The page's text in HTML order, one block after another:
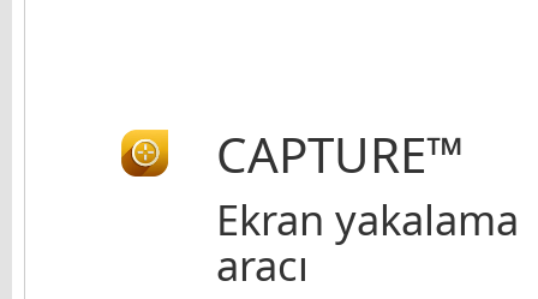
CAPTURE™
Ekran yakalama
aracı